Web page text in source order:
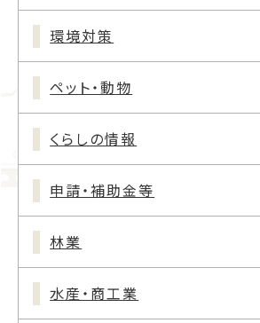
環境対策
ペット・動物
くらしの情報
申請・補助金等
林業
水産・商工業